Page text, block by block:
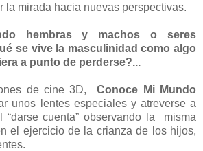
la mirada hacia nuevas perspectivas.
hembras y machos o seres
se vive la masculinidad como algo
a punto de perderse?...
de cine 3D,Conoce Mi Mundo
unos lentes especiales y atreverse a
“darse cuenta” observando la misma
el ejercicio de la crianza de los hijos,